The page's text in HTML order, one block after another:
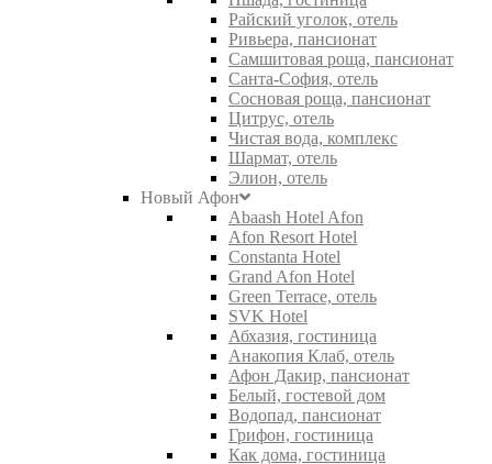
Райский уголок, отель
Ривьера, пансионат
Самшитовая роща, пансионат
Санта-София, отель
Сосновая роща, пансионат
Цитрус, отель
Чистая вода, комплекс
Шармат, отель
Элион, отель
Новый Афон
Abaash Hotel Afon
Afon Resort Hotel
Constanta Hotel
Grand Afon Hotel
Green Terrace, отель
SVK Hotel
Абхазия, гостиница
Анакопия Клаб, отель
Афон Дакир, пансионат
Белый, гостевой дом
Водопад, пансионат
Грифон, гостиница
Как дома, гостиница